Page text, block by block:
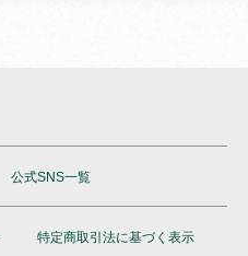
公式SNS一覧
特定商取引法に基づく表示